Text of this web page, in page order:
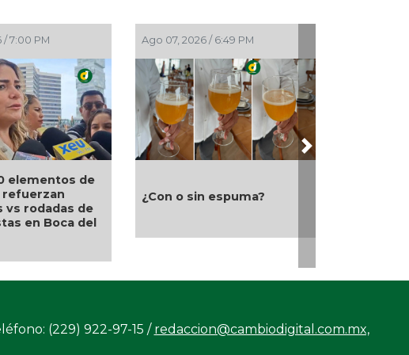
de
Ago 07, 2026 / 5:53 PM
Trade Center fortalecerá
Maryjose Gamboa
Next
(229) 922-97-15 / redaccion@cambiodigital.com.mx,